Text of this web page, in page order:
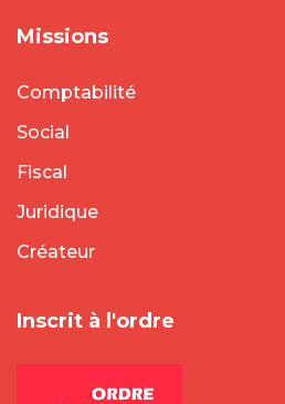
Missions
Comptabilité
Social
Fiscal
Juridique
Créateur
Inscrit à l'ordre